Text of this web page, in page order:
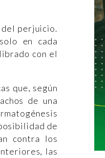
del perjuicio.
en cada
con el
que, según
de una
de
contra los
las